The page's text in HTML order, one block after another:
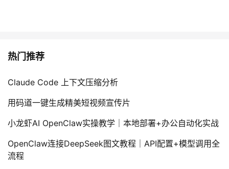
热门推荐
Claude Code 上下文压缩分析
用码道一键生成精美短视频宣传片
小龙虾AI OpenClaw实操教学｜本地部署+办公自动化实战
OpenClaw连接DeepSeek图文教程｜API配置+模型调用全
流程